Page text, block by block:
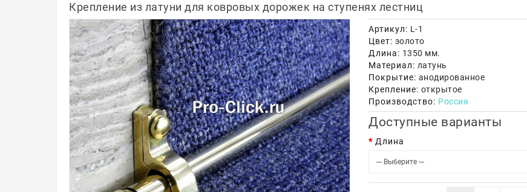
Крепление из латуни для ковровых дорожек на ступенях лестниц
Артикул: L-1
Цвет: золото
Длина: 1350 мм.
Материал: латунь
Покрытие: анодированное
Крепление: открытое
Производство: Россия
Доступные варианты
Длина